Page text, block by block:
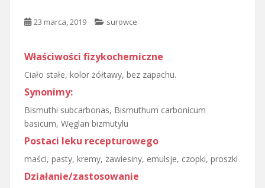
23 marca, 2019 surowce
Właściwości fizykochemiczne
Ciało stałe, kolor żółtawy, bez zapachu.
Synonimy:
Bismuthi subcarbonas, Bismuthum carbonicum
basicum, Węglan bizmutylu
Postaci leku recepturowego
maści, pasty, kremy, zawiesiny, emulsje, czopki, proszki
Działanie/zastosowanie